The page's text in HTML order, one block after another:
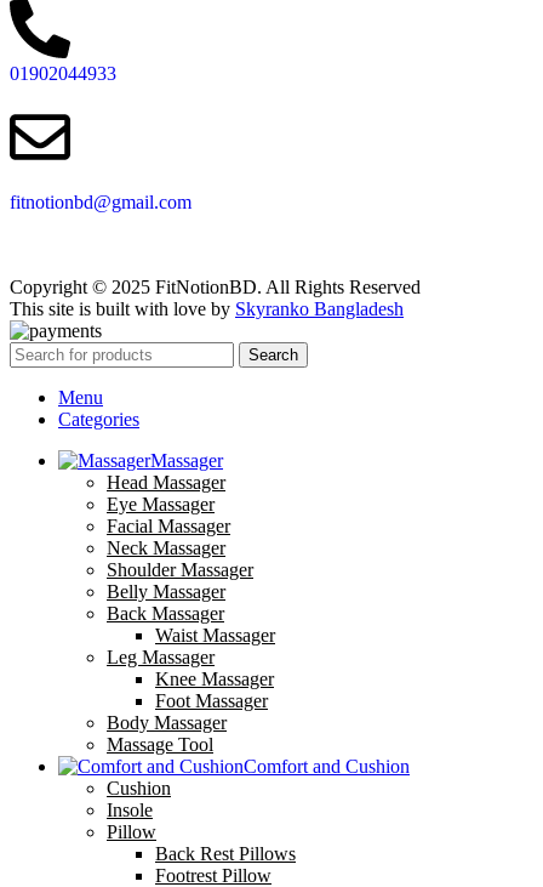
01902044933
fitnotionbd@gmail.com
Copyright © 2025 FitNotionBD. All Rights Reserved
This site is built with love by Skyranko Bangladesh
Search
Menu
Categories
Massager
Head Massager
Eye Massager
Facial Massager
Neck Massager
Shoulder Massager
Belly Massager
Back Massager
Waist Massager
Leg Massager
Knee Massager
Foot Massager
Body Massager
Massage Tool
Comfort and Cushion
Cushion
Insole
Pillow
Back Rest Pillows
Footrest Pillow